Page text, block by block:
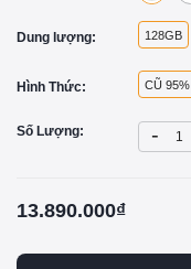
Dung lượng: 128GB
Hình Thức: CŨ 95%
Số Lượng: -
13.890.000₫